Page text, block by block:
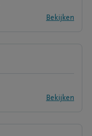
Bekijken
Bekijken